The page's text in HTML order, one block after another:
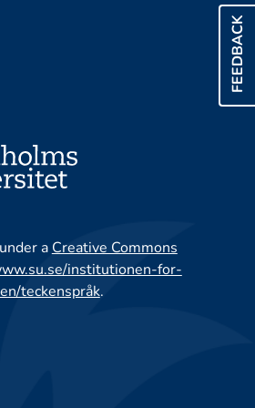
FEEDBACK
a Creative Commons
institutionen-for-
teckenspråk.